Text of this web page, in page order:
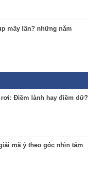
mấy lần? những năm
Điềm lành hay điềm dữ?
mã ý theo góc nhìn tâm